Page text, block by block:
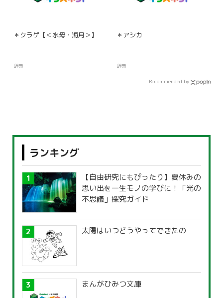
＊クラゲ【＜水母・海月＞】
辞典
＊アシカ
辞典
Recommended by
ランキング
【自由研究にもぴったり】夏休みの
思い出を一生モノの学びに！「光の
不思議」探究ガイド
太陽はいつどうやってできたの
まんがひみつ文庫